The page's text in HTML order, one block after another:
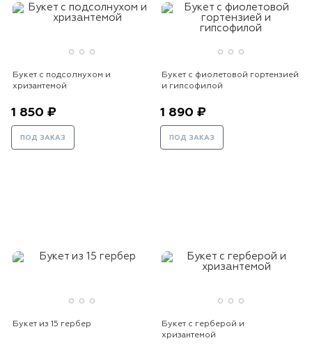
Букет с подсолнухом и
хризантемой
1 850 ₽
ПОД ЗАКАЗ
Букет с фиолетовой гортензией
и гипсофилой
1 890 ₽
ПОД ЗАКАЗ
Букет из 15 гербер
Букет с герберой и
хризантемой